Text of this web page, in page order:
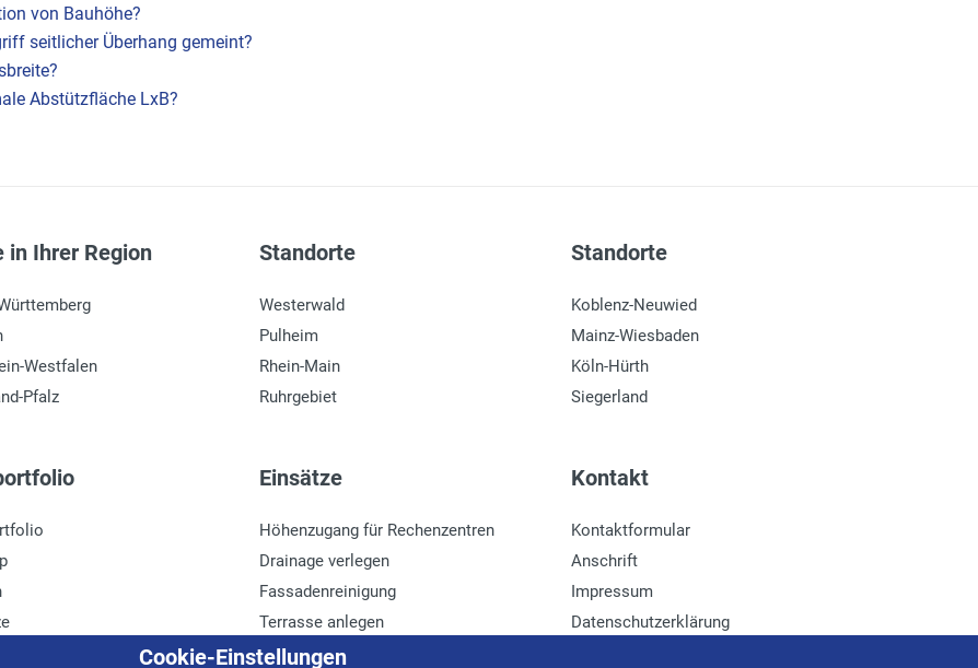
von Bauhöhe?
seitlicher Überhang gemeint?
Abstützfläche LxB?
in Ihrer Region
Westfalen
Pfalz
Standorte
Westerwald
Pulheim
Rhein-Main
Ruhrgebiet
Standorte
Koblenz-Neuwied
Mainz-Wiesbaden
Köln-Hürth
Siegerland
Einsätze
Höhenzugang für Rechenzentren
Drainage verlegen
Fassadenreinigung
Terrasse anlegen
Ladenbau
Kontakt
Kontaktformular
Anschrift
Impressum
Datenschutzerklärung
Cookie-Einstellungen